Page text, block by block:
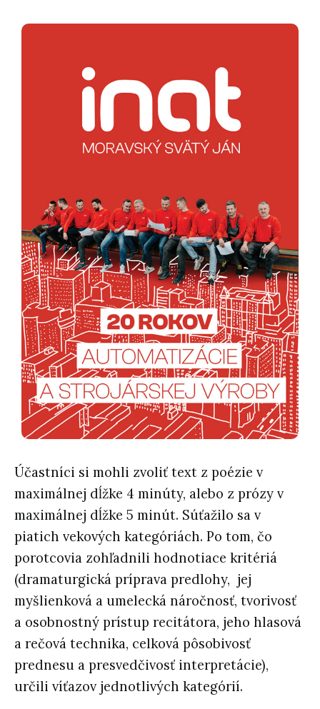
Účastníci si mohli zvoliť text z poézie v
maximálnej dĺžke 4 minúty, alebo z prózy v
maximálnej dĺžke 5 minút. Súťažilo sa v
piatich vekových kategóriách. Po tom, čo
porotcovia zohľadnili hodnotiace kritériá
(dramaturgická príprava predlohy, jej
myšlienková a umelecká náročnosť, tvorivosť
a osobnostný prístup recitátora, jeho hlasová
a rečová technika, celková pôsobivosť
prednesu a presvedčivosť interpretácie),
určili víťazov jednotlivých kategórií.